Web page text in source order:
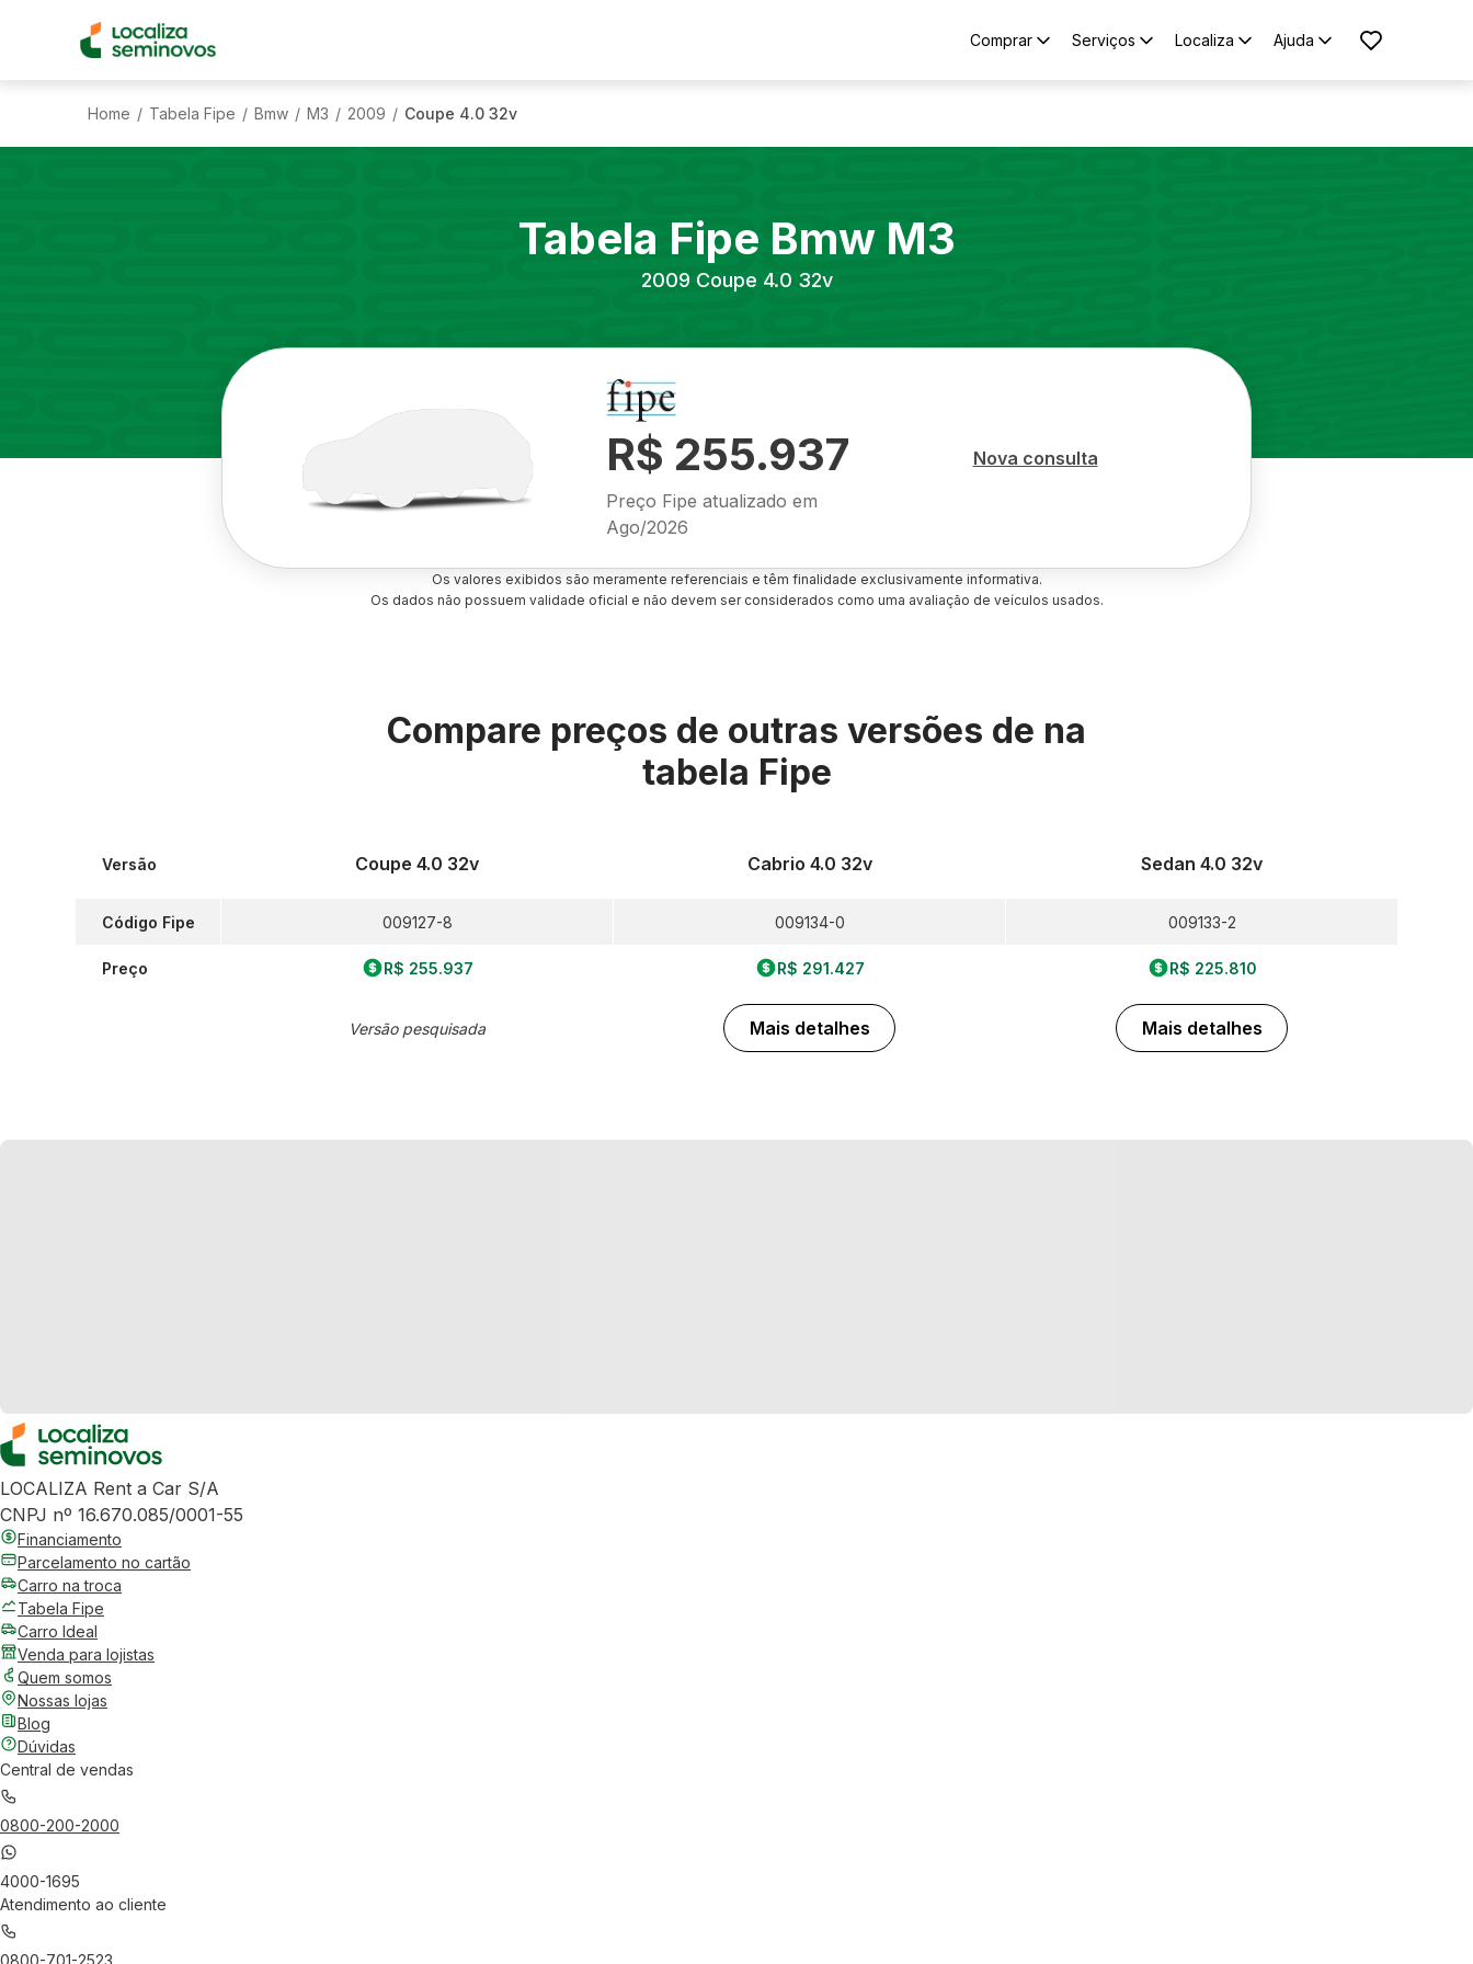
Comprar Serviços Localiza Ajuda
Home / Tabela Fipe / Bmw / M3 / 2009 / Coupe 4.0 32v
Tabela Fipe Bmw M3
2009 Coupe 4.0 32v
R$ 255.937
Preço Fipe atualizado em
Ago/2026
Nova consulta
Os valores exibidos são meramente referenciais e têm finalidade exclusivamente informativa.
Os dados não possuem validade oficial e não devem ser considerados como uma avaliação de veículos usados.
Compare preços de outras versões de na
tabela Fipe
Versão
Código Fipe
Preço
Coupe 4.0 32v
009127-8
R$ 255.937
Versão pesquisada
Cabrio 4.0 32v
009134-0
R$ 291.427
Mais detalhes
Sedan 4.0 32v
009133-2
R$ 225.810
Mais detalhes
LOCALIZA Rent a Car S/A
CNPJ nº 16.670.085/0001-55
Financiamento
Parcelamento no cartão
Carro na troca
Tabela Fipe
Carro Ideal
Venda para lojistas
Quem somos
Nossas lojas
Blog
Dúvidas
Central de vendas
0800-200-2000
4000-1695
Atendimento ao cliente
0800-701-2523